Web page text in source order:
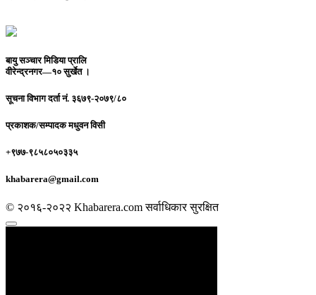
बायु सञ्चार मिडिया प्रालि
वीरेन्द्रनगर—१० सुर्खेत ।
सूचना विभाग दर्ता नं. ३६७९-२०७९/८०
प्रकाशक/सम्पादकमधुवन विसी
+९७७-९८५८०५०३३५
khabarera@gmail.com
© २०१६-२०२२ Khabarera.com सर्वाधिकार सुरक्षित